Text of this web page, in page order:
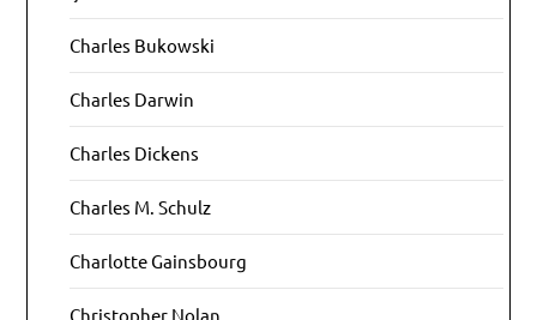
Charles Bukowski
Charles Darwin
Charles Dickens
Charles M. Schulz
Charlotte Gainsbourg
Christopher Nolan